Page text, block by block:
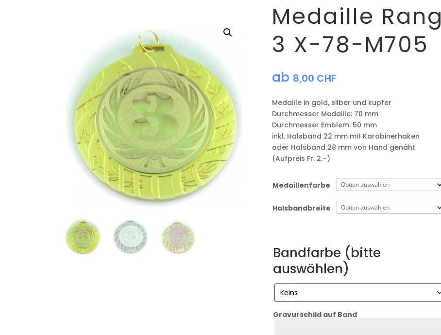
Medaille Rang
3 X-78-M705
ab 8,00 CHF
Medaille in gold, silber und kupfer
​Durchmesser Medaille: 70 mm
Durchmesser Emblem: 50 mm
​inkl. Halsband 22 mm mit Karabinerhaken
oder Halsband 28 mm von Hand genäht
(Aufpreis Fr. 2.–)
Medaillenfarbe
Halsbandbreite
Bandfarbe (bitte
auswählen)
Gravurschild auf Band